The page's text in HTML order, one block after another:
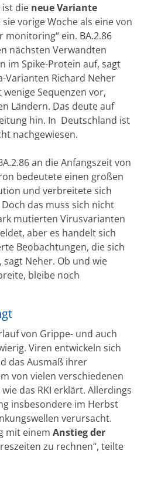
die neue Variante
vorige Woche als eine von
ein. BA.2.86
nächsten Verwandten
im Spike-Protein auf, sagt
Varianten Richard Neher
Sequenzen vor,
Ländern. Das deute auf
hin. In Deutschland ist
nachgewiesen.
an die Anfangszeit von
bedeutete einen großen
und verbreitete sich
das muss sich nicht
mutierten Virusvarianten
aber es handelt sich
Beobachtungen, die sich
Neher. Ob und wie
bleibe noch
von Grippe- und auch
Viren entwickeln sich
das Ausmaß ihrer
von vielen verschiedenen
das RKI erklärt. Allerdings
insbesondere im Herbst
verursacht.
mit einem Anstieg der
zu rechnen“, teilte